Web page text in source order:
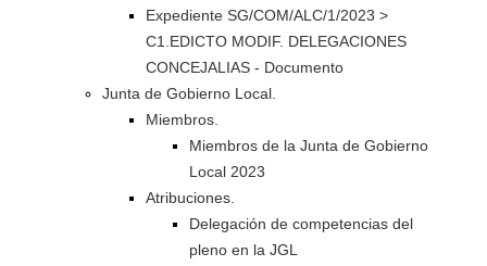
Expediente SG/COM/ALC/1/2023 >
C1.EDICTO MODIF. DELEGACIONES
CONCEJALIAS - Documento
Junta de Gobierno Local.
Miembros.
Miembros de la Junta de Gobierno
Local 2023
Atribuciones.
Delegación de competencias del
pleno en la JGL